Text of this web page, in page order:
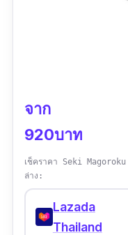
จาก
920บาท
เช็คราคา Seki
ล่าง:
Lazada
Thailand